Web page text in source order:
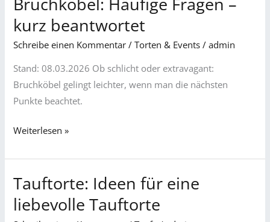
kurz beantwortet
Schreibe einen Kommentar /Torten & Events /admin
Stand: 08.03.2026 Ob schlicht oder extravagant:
Bruchköbel gelingt leichter, wenn man die nächsten
Punkte beachtet.
Häufige
Fragen
–
kurz
beantwortet
Weiterlesen »
Tauftorte: Ideen für eine
liebevolle Tauftorte
Tauftorte:
Ideen
für